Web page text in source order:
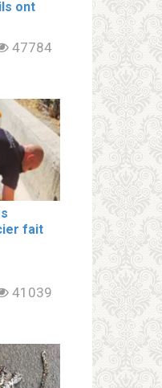
ont
47784
fait
41039